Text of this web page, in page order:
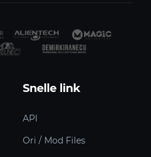
Snelle link
API
Ori / Mod Files